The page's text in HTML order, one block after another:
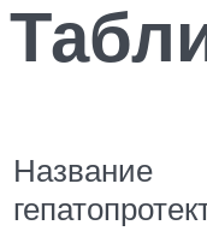
Название